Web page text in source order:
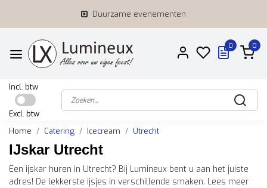
Duurzame evenementen
0 0
Incl. btw
Excl. btw
Home
Catering Icecream Utrecht
IJskar Utrecht
Een ijskar huren in Utrecht? Bij Lumineux bent u aan het juiste
adres! De lekkerste ijsjes in verschillende smaken. Lees meer